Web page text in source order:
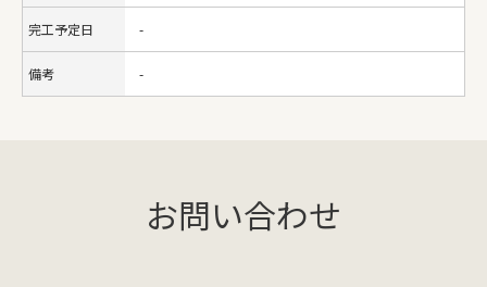
完工予定日 -
備考 -
お問い合わせ